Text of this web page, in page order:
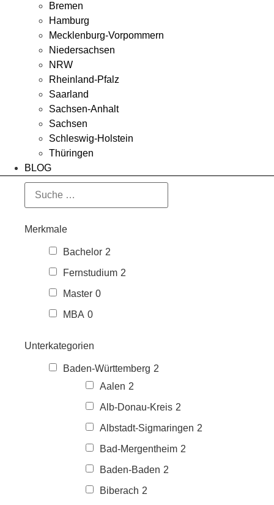
Bremen
Hamburg
Mecklenburg-Vorpommern
Niedersachsen
NRW
Rheinland-Pfalz
Saarland
Sachsen-Anhalt
Sachsen
Schleswig-Holstein
Thüringen
BLOG
Merkmale
Bachelor 2
Fernstudium 2
Master 0
MBA 0
Unterkategorien
Baden-Württemberg 2
Aalen 2
Alb-Donau-Kreis 2
Albstadt-Sigmaringen 2
Bad-Mergentheim 2
Baden-Baden 2
Biberach 2